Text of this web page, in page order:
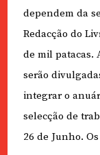
dependem da
Redacção do
de mil patacas.
serão
integrar o
selecção de
26 de Junho.